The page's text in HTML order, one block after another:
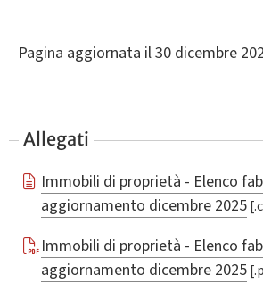
Pagina aggiornata il 30 dicembre
Allegati
Immobili di proprietà - Elenco
aggiornamento dicembre 2025
Immobili di proprietà - Elenco
aggiornamento dicembre 2025